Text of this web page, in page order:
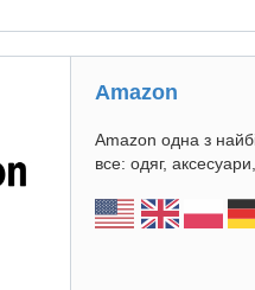
Amazon
Amazon одна з
все: одяг,